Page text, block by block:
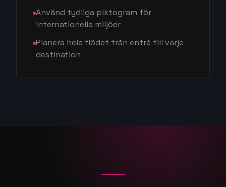
Använd tydliga piktogram för
internationella miljöer
Planera hela flödet från entré till varje
destination